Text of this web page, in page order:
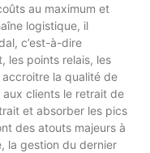
au maximum et
logistique, il
c’est-à-dire
les points relais, les
la qualité de
clients le retrait de
et absorber les pics
des atouts majeurs à
la gestion du dernier